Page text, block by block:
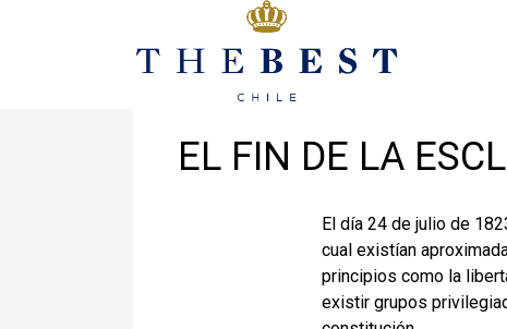
Noviembre 23, 2021
EL FIN DE LA
El día 24 de julio de
cual existían
principios como la
existir grupos